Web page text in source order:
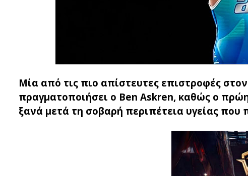
Μία από τις πιο απίστευτες επιστροφές
πραγματοποιήσει ο Ben Askren, καθώς ο
ξανά μετά τη σοβαρή περιπέτεια υγείας που